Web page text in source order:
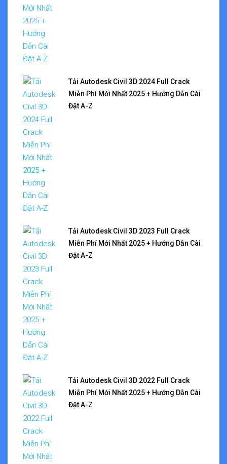
Tải Autodesk Civil 3D 2024 Full Crack
Miễn Phí Mới Nhất 2025 + Hướng Dẫn Cài
Đặt A-Z
Tải Autodesk Civil 3D 2023 Full Crack
Miễn Phí Mới Nhất 2025 + Hướng Dẫn Cài
Đặt A-Z
Tải Autodesk Civil 3D 2022 Full Crack
Miễn Phí Mới Nhất 2025 + Hướng Dẫn Cài
Đặt A-Z